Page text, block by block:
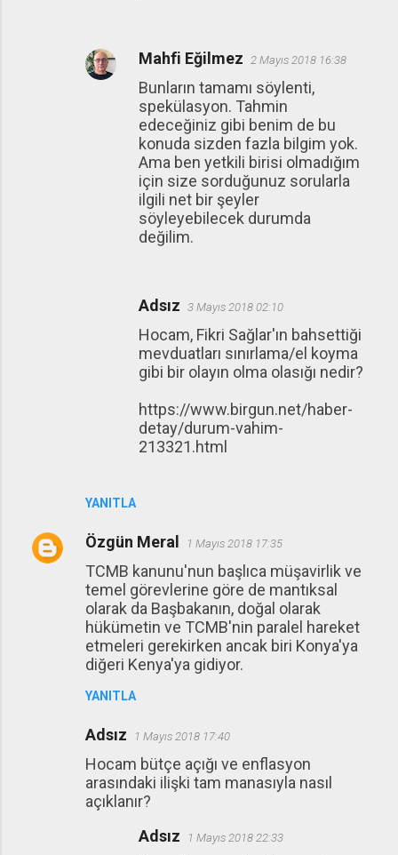
YANITLA
Mahfi Eğilmez 2 Mayıs 2018 16:38
Bunların tamamı söylenti,
spekülasyon. Tahmin
edeceğiniz gibi benim de bu
konuda sizden fazla bilgim yok.
Ama ben yetkili birisi olmadığım
için size sorduğunuz sorularla
ilgili net bir şeyler
söyleyebilecek durumda
değilim.
Adsız 3 Mayıs 2018 02:10
Hocam, Fikri Sağlar'ın bahsettiği
mevduatları sınırlama/el koyma
gibi bir olayın olma olasığı nedir?
https://www.birgun.net/haber-
detay/durum-vahim-
213321.html
Özgün Meral 1 Mayıs 2018 17:35
TCMB kanunu'nun başlıca müşavirlik ve
temel görevlerine göre de mantıksal
olarak da Başbakanın, doğal olarak
hükümetin ve TCMB'nin paralel hareket
etmeleri gerekirken ancak biri Konya'ya
diğeri Kenya'ya gidiyor.
YANITLA
Adsız 1 Mayıs 2018 17:40
Hocam bütçe açığı ve enflasyon
arasındaki ilişki tam manasıyla nasıl
açıklanır?
Adsız 1 Mayıs 2018 22:33